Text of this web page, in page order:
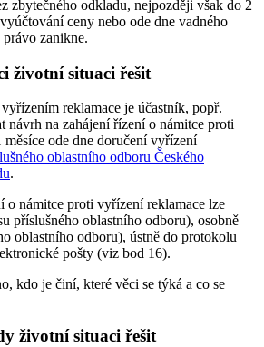
zbytečného odkladu, nejpozději však do 2
ceny nebo ode dne vadného
zanikne.
životní situaci řešit
reklamace je účastník, popř.
návrh na zahájení řízení o námitce proti
ode dne doručení vyřízení
oblastního odboru Českého
.
o námitce proti vyřízení reklamace lze
příslušného oblastního odboru), osobně
oblastního odboru), ústně do protokolu
pošty (viz bod 16).
kdo je činí, které věci se týká a co se
životní situaci řešit